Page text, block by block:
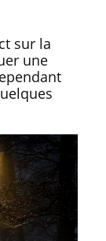
sur la
une